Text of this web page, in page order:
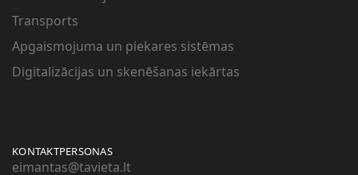
Transports
Apgaismojuma un piekares sistēmas
Digitalizācijas un skenēšanas iekārtas
KONTAKTPERSONAS
eimantas@tavieta.lt